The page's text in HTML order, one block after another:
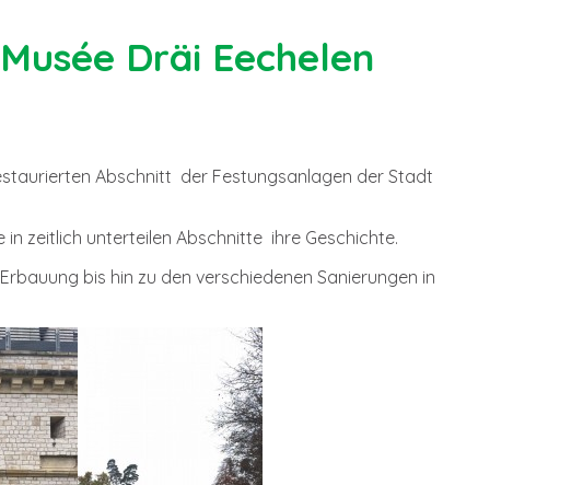
Dräi Eechelen
Abschnitt der Festungsanlagen der Stadt
zeitlich unterteilen Abschnitte ihre Geschichte.
bis hin zu den verschiedenen Sanierungen in